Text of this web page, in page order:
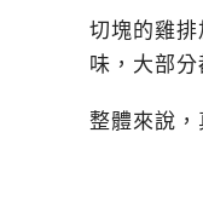
切塊的雞
味，大部
整體來說